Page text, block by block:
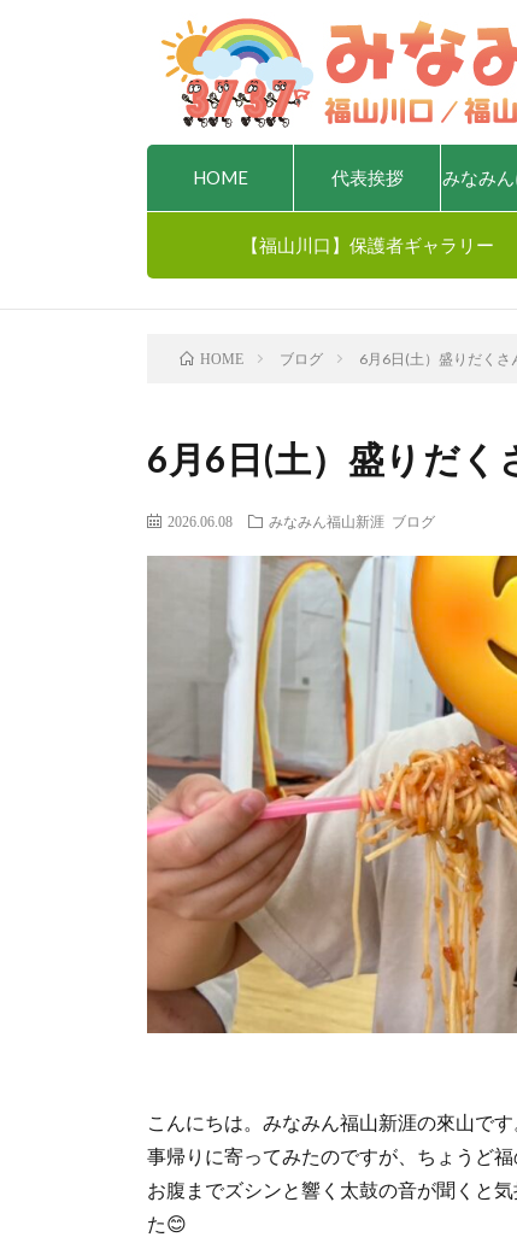
HOME 代表挨拶 みなみ
【福山川口】保護者ギャラリー
HOME ブログ 6月6日(土）盛りだくさ
6月6日(土）盛りだく
2026.06.08 みなみん福山新涯 ブログ
こんにちは。みなみん福山新涯の來山で
事帰りに寄ってみたのですが、ちょうど
お腹までズシンと響く太鼓の音が聞くと
た😊